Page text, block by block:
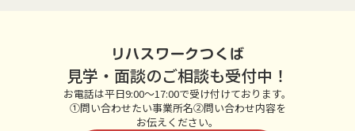
リハスワークつくば
見学・面談のご相談も受付中！
お電話は平日9:00～17:00で受け付けております。
①問い合わせたい事業所名②問い合わせ内容を
お伝えください。